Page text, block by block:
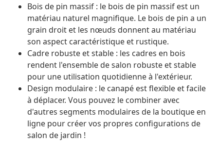
Bois de pin massif : le bois de pin massif est un
matériau naturel magnifique. Le bois de pin a un
grain droit et les nœuds donnent au matériau
son aspect caractéristique et rustique.
Cadre robuste et stable : les cadres en bois
rendent l'ensemble de salon robuste et stable
pour une utilisation quotidienne à l'extérieur.
Design modulaire : le canapé est flexible et facile
à déplacer. Vous pouvez le combiner avec
d'autres segments modulaires de la boutique en
ligne pour créer vos propres configurations de
salon de jardin !